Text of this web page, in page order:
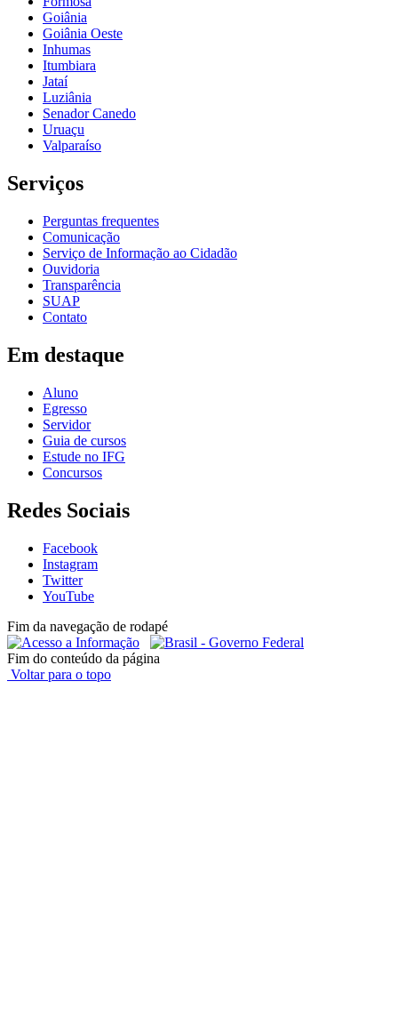
Goiânia
Goiânia Oeste
Inhumas
Itumbiara
Jataí
Luziânia
Senador Canedo
Uruaçu
Valparaíso
Serviços
Perguntas frequentes
Comunicação
Serviço de Informação ao Cidadão
Ouvidoria
Transparência
SUAP
Contato
Em destaque
Aluno
Egresso
Servidor
Guia de cursos
Estude no IFG
Concursos
Redes Sociais
Facebook
Instagram
Twitter
YouTube
Fim da navegação de rodapé
Fim do conteúdo da página
Voltar para o topo